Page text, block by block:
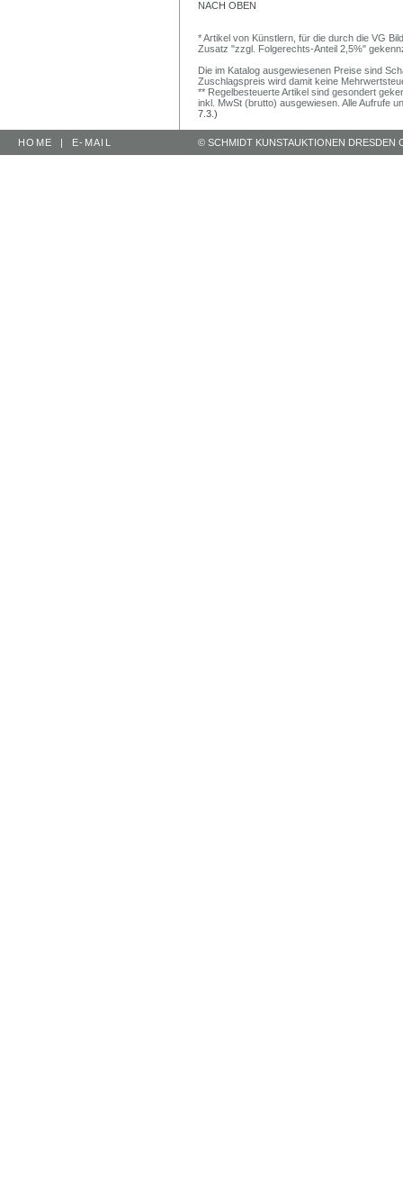
NACH OBEN
* Artikel von Künstlern, für die durch die VG
Zusatz "zzgl. Folgerechts-Anteil 2,5%"
Die im Katalog ausgewiesenen Preise sind
Zuschlagspreis wird damit keine
** Regelbesteuerte Artikel sind gesondert
inkl. MwSt (brutto) ausgewiesen. Alle Aufrufe
7.3.)
HOME | E-MAIL © SCHMIDT KUNSTAUKTIONEN DRESDEN